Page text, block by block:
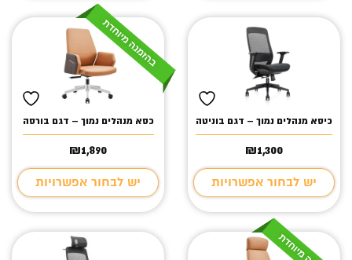
כיסא מנהלים נמוך – דגם בוניטה
₪1,300
יש לבחור אפשרויות
כסא מנהלים נמוך – דגם בורסה
₪1,890
יש לבחור אפשרויות